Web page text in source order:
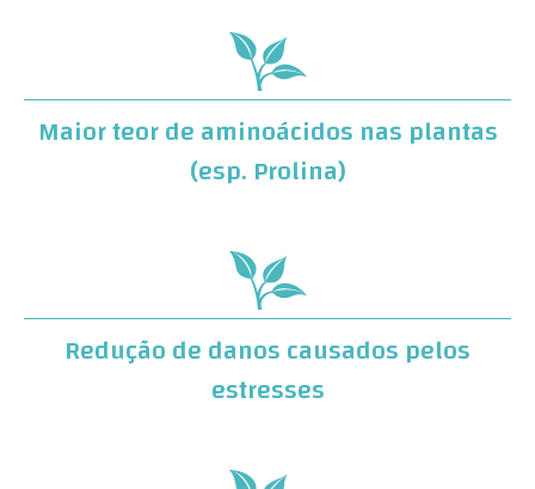
Maior teor de aminoácidos nas plantas
(esp. Prolina)
Redução de danos causados pelos
estresses